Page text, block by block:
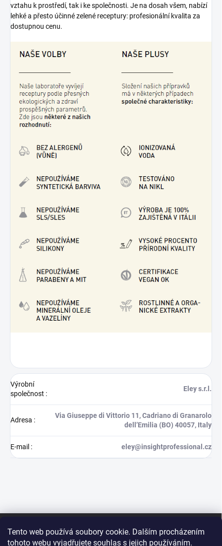
Tento web používá soubory cookie. Dalším procházením
tohoto webu vyjadřujete souhlas s jejich používáním.
vztahu k prostředí, tak i ke společnosti. Je na dosah všem, nabízí
lehké a přesto účinné zelené receptury: profesionální kvalita za
dostupnou cenu.
Výrobní
společnost :
Eley s.r.l.
Adresa :
Via Giuseppe di Vittorio 11, Cadriano di Granarolo
dell’Emilia (BO) 40057, Italy
E-mail : eley@insightprofessional.cz